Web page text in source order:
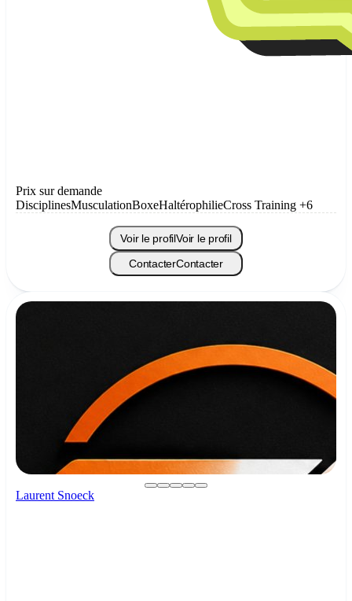
Prix sur demande
DisciplinesMusculationBoxeHaltérophilieCross Training +6
Voir le profilVoir le profil
ContacterContacter
Laurent Snoeck